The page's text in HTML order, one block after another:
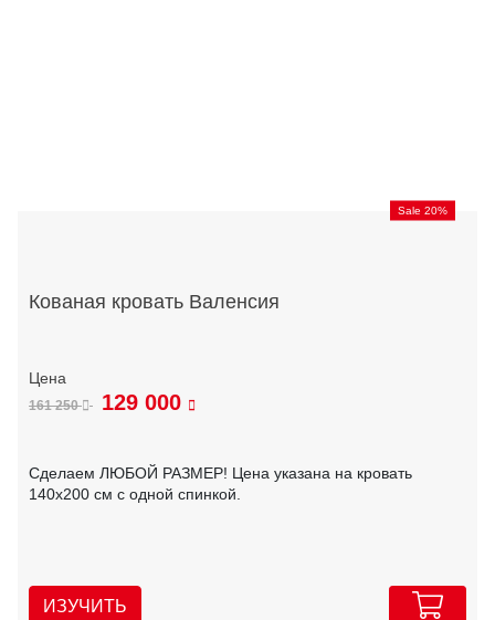
Sale 20%
Кованая кровать Валенсия
161 250 129 000
Сделаем ЛЮБОЙ РАЗМЕР! Цена указана на кровать
140х200 см с одной спинкой.
ИЗУЧИТЬ